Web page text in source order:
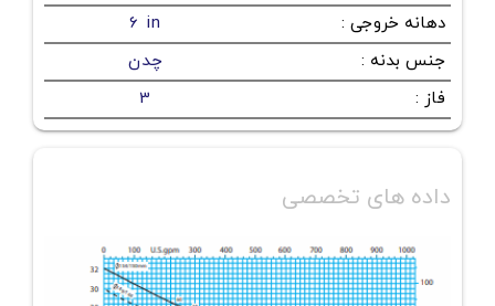
دهانه خروجی :
6 in
جنس بدنه :
چدن
فاز :
3
داده های تخصصی